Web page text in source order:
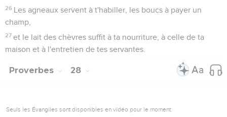
26 Les agneaux servent à t'habiller, les boucs à payer un
champ,
27 et le lait des chèvres suffit à ta nourriture, à celle de ta
maison et à l'entretien de tes servantes.
Proverbes 28
Seuls les Évangiles sont disponibles en vidéo pour le moment.